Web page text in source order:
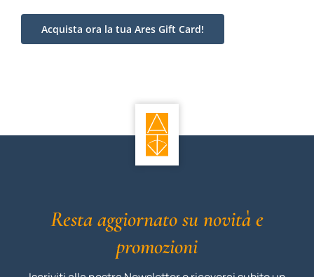
Acquista ora la tua Ares Gift Card!
Resta aggiornato su novità e
promozioni